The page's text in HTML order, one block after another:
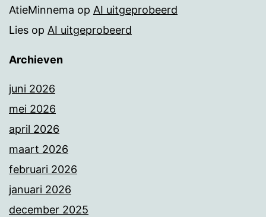
AtieMinnema op AI uitgeprobeerd
Lies op AI uitgeprobeerd
Archieven
juni 2026
mei 2026
april 2026
maart 2026
februari 2026
januari 2026
december 2025